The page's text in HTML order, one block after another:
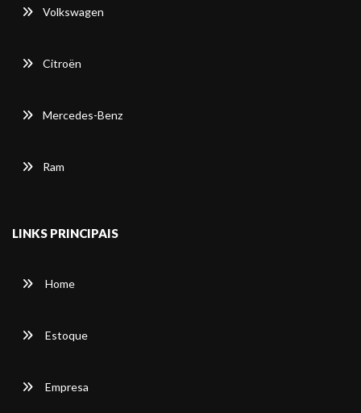
Volkswagen
Citroën
Mercedes-Benz
Ram
LINKS PRINCIPAIS
Home
Estoque
Empresa